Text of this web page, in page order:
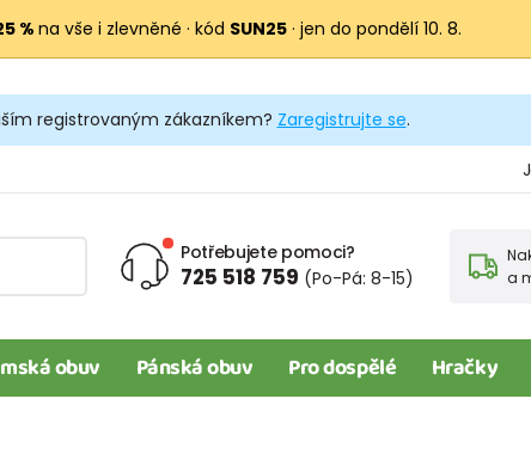
% na vše i zlevněné · kód SUN25 · jen do pondělí 10. 8.
registrovaným zákazníkem? Zaregistrujte se.
Potřebujete pomoci?
725 518 759 (Po-Pá: 8-15)
a
obuv Pánská obuv Pro dospělé Hračky